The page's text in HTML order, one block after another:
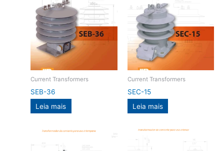
Current Transformers
SEB-36
Leia mais
Current Transformers
SEC-15
Leia mais